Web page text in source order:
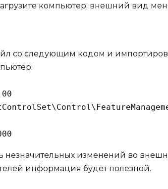
компьютер; внешний вид
со следующим кодом и
незначительных изменений во
информация будет полезной.